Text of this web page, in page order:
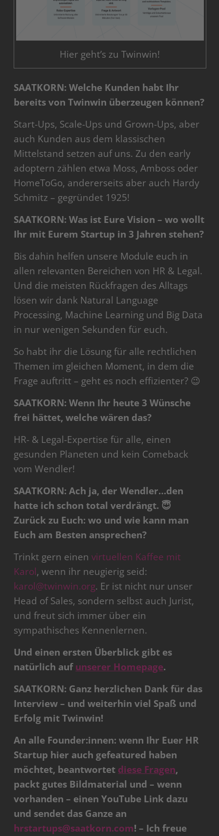
Hier geht’s zu Twinwin!
SAATKORN: Welche Kunden habt Ihr
bereits von Twinwin überzeugen können?
Start-Ups, Scale-Ups und Grown-Ups, aber
auch Kunden aus dem klassischen
Mittelstand setzen auf uns. Zu den early
adoptern zählen etwa Moss, Amboss oder
HomeToGo, andererseits aber auch Hardy
Schmitz – gegründet 1925!
SAATKORN: Was ist Eure Vision – wo wollt
Ihr mit Eurem Startup in 3 Jahren stehen?
Bis dahin helfen unsere Module euch in
allen relevanten Bereichen von HR & Legal.
Und die meisten Rückfragen des Alltags
lösen wir dank Natural Language
Processing, Machine Learning und Big Data
in nur wenigen Sekunden für euch.
So habt ihr die Lösung für alle rechtlichen
Themen im gleichen Moment, in dem die
Frage auftritt – geht es noch effizienter? 😉
SAATKORN: Wenn Ihr heute 3 Wünsche
frei hättet, welche wären das?
HR- & Legal-Expertise für alle, einen
gesunden Planeten und kein Comeback
vom Wendler!
SAATKORN: Ach ja, der Wendler…den
hatte ich schon total verdrängt. 😇
Zurück zu Euch: wo und wie kann man
Euch am Besten ansprechen?
Trinkt gern einenvirtuellen Kaffee mit
Karol, wenn ihr neugierig seid:
karol@twinwin.org. Er ist nicht nur unser
Head of Sales, sondern selbst auch Jurist,
und freut sich immer über ein
sympathisches Kennenlernen.
Und einen ersten Überblick gibt es
natürlich aufunserer Homepage.
SAATKORN: Ganz herzlichen Dank für das
Interview – und weiterhin viel Spaß und
Erfolg mit Twinwin!
An alle Founder:innen: wenn Ihr Euer HR
Startup hier auch gefeatured haben
möchtet, beantwortet diese Fragen,
packt gutes Bildmaterial und – wenn
vorhanden – einen YouTube Link dazu
und sendet das Ganze an
hrstartups@saatkorn.com! – Ich freue